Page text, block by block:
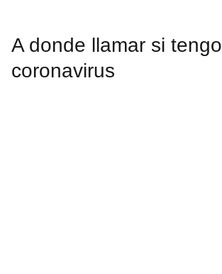
A donde llamar si tengo
coronavirus